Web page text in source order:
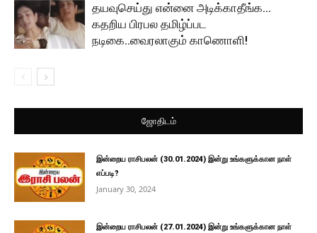
தயவுசெய்து என்னை அடிக்காதீங்க…
கதறிய பிரபல தமிழ்ப்பட
நடிகை..வைரலாகும் காணொளி!
ஜோதிடம்
இன்றைய ராசிபலன் (30.01.2024) இன்று உங்களுக்கான நாள்
எப்படி?
January 30, 2024
இன்றைய ராசிபலன் (27.01.2024) இன்று உங்களுக்கான நாள்